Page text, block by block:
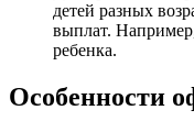
детей разных
выплат.
ребенка.
Особенности